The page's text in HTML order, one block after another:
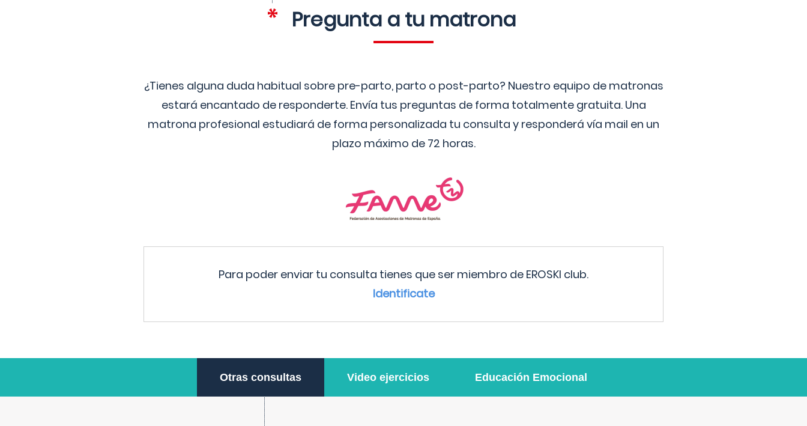
Pregunta a tu matrona
¿Tienes alguna duda habitual sobre pre-parto, parto o post-parto? Nuestro equipo de matronas
estará encantado de responderte. Envía tus preguntas de forma totalmente gratuita. Una
matrona profesional estudiará de forma personalizada tu consulta y responderá vía mail en un
plazo máximo de 72 horas.
Para poder enviar tu consulta tienes que ser miembro de EROSKI club.
Identificate
Otras consultas Video ejercicios Educación Emocional